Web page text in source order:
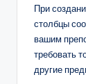
При
столбцы
вашим
требовать
другие